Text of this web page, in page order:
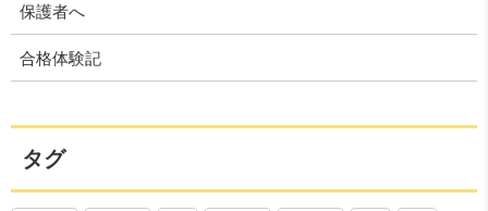
保護者へ
合格体験記
タグ